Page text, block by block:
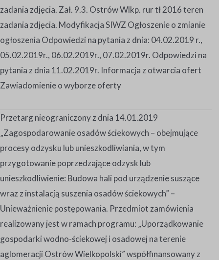
zadania zdjęcia. Zał. 9.3. Ostrów Wlkp. rur tł 2016 teren
zadania zdjęcia. Modyfikacja SIWZ Ogłoszenie o zmianie
ogłoszenia Odpowiedzi na pytania z dnia: 04.02.2019 r.,
05.02.2019r., 06.02.2019r., 07.02.2019r. Odpowiedzi na
pytania z dnia 11.02.2019r. Informacja z otwarcia ofert
Zawiadomienie o wyborze oferty
Przetarg nieograniczony z dnia 14.01.2019
„Zagospodarowanie osadów ściekowych – obejmujące
procesy odzysku lub unieszkodliwiania, w tym
przygotowanie poprzedzające odzysk lub
unieszkodliwienie: Budowa hali pod urządzenie suszące
wraz z instalacją suszenia osadów ściekowych” –
Unieważnienie postępowania. Przedmiot zamówienia
realizowany jest w ramach programu: „Uporządkowanie
gospodarki wodno-ściekowej i osadowej na terenie
aglomeracji Ostrów Wielkopolski” współfinansowany z